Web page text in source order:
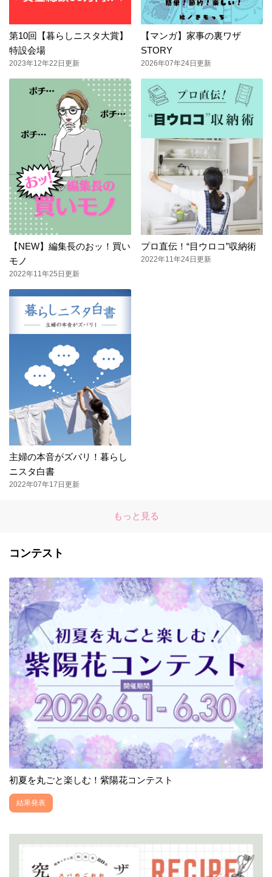
第10回【暮らしニスタ大賞】
特設会場
2023年12年22日更新
【マンガ】家事の裏ワザ
STORY
2026年07年24日更新
【NEW】編集長のおッ！買い
モノ
2022年11年25日更新
プロ直伝！“目ウロコ”収納術
2022年11年24日更新
主婦の本音がズバリ！暮らし
ニスタ白書
2022年07年17日更新
もっと見る
コンテスト
初夏を丸ごと楽しむ！紫陽花コンテスト
結果発表